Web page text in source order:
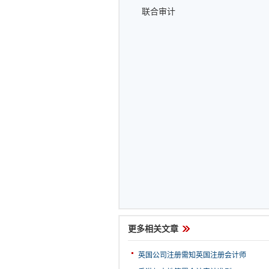
联合审计
更多相关文章
英国公司注册需知英国注册会计师